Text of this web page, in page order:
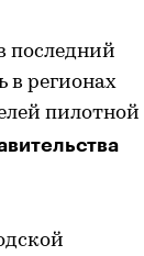
последний
в регионах
пилотной